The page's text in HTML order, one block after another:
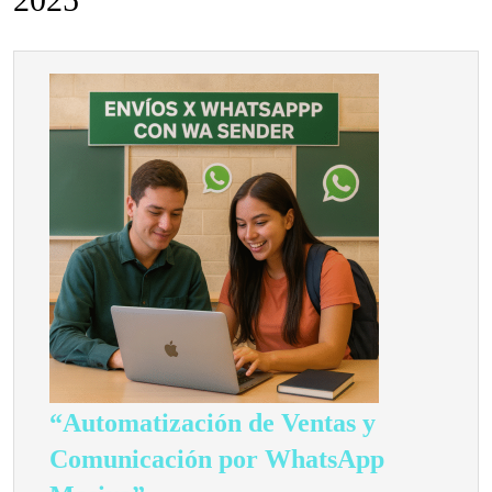
“Automatización de Ventas y
Comunicación por WhatsApp